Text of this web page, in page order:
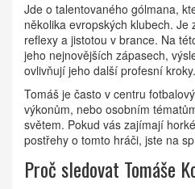
Jde o talentovaného gólmana,
několika evropských klubech. Je
reflexy a jistotou v brance. Na
jeho nejnovějších zápasech,
ovlivňují jeho další profesní kroky.
Tomáš je často v centru
výkonům, nebo osobním
světem. Pokud vás zajímají
postřehy o tomto hráči, jste na
Proč sledovat Tomáše